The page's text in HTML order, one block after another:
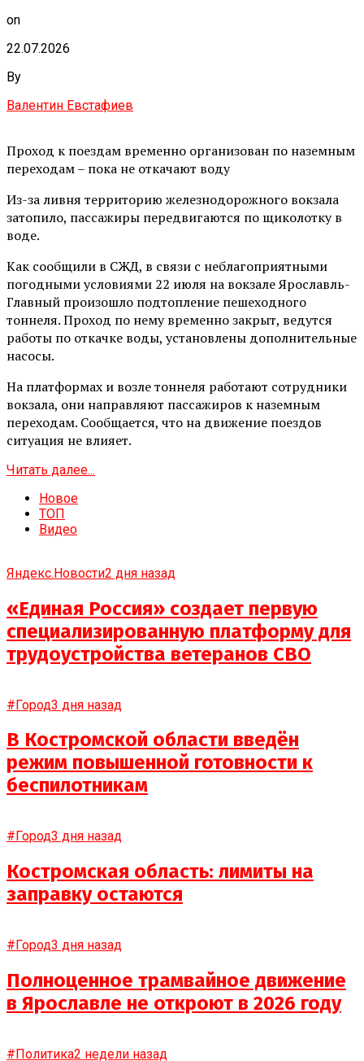
on
22.07.2026
By
Валентин Евстафиев
Проход к поездам временно организован по наземным
переходам – пока не откачают воду
Из-за ливня территорию железнодорожного вокзала
затопило, пассажиры передвигаются по щиколотку в
воде.
Как сообщили в СЖД, в связи с неблагоприятными
погодными условиями 22 июля на вокзале Ярославль-
Главный произошло подтопление пешеходного
тоннеля. Проход по нему временно закрыт, ведутся
работы по откачке воды, установлены дополнительные
насосы.
На платформах и возле тоннеля работают сотрудники
вокзала, они направляют пассажиров к наземным
переходам. Сообщается, что на движение поездов
ситуация не влияет.
Читать далее...
Новое
ТОП
Видео
Яндекс.Новости2 дня назад
«Единая Россия» создает первую
специализированную платформу для
трудоустройства ветеранов СВО
#Город3 дня назад
В Костромской области введён
режим повышенной готовности к
беспилотникам
#Город3 дня назад
Костромская область: лимиты на
заправку остаются
#Город3 дня назад
Полноценное трамвайное движение
в Ярославле не откроют в 2026 году
#Политика2 недели назад